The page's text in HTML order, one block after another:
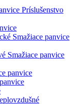
Príslušenstvo
Smažiace panvice
Smažiace panvice